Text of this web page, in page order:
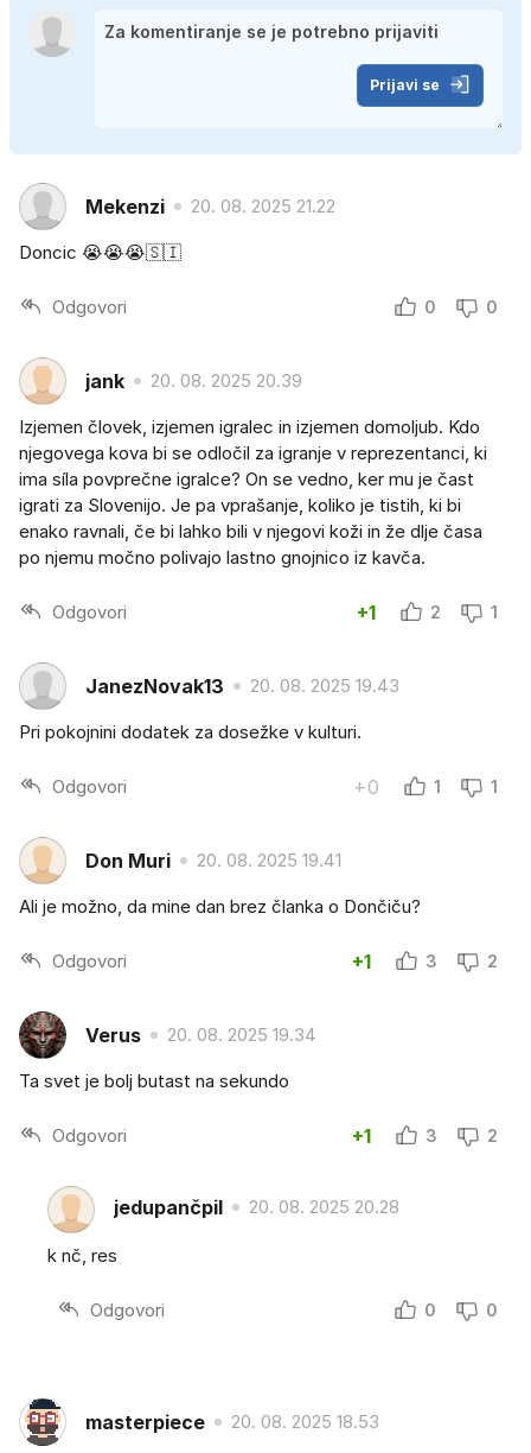
Prijavi se
Mekenzi 20. 08. 2025 21.22
Doncic 😭😭😭🇸🇮
Odgovori 0 0
jank 20. 08. 2025 20.39
Izjemen človek, izjemen igralec in izjemen domoljub. Kdo
njegovega kova bi se odločil za igranje v reprezentanci, ki
ima síla povprečne igralce? On se vedno, ker mu je čast
igrati za Slovenijo. Je pa vprašanje, koliko je tistih, ki bi
enako ravnali, če bi lahko bili v njegovi koži in že dlje časa
po njemu močno polivajo lastno gnojnico iz kavča.
Odgovori +1 2 1
JanezNovak13 20. 08. 2025 19.43
Pri pokojnini dodatek za dosežke v kulturi.
Odgovori +0 1 1
Don Muri 20. 08. 2025 19.41
Ali je možno, da mine dan brez članka o Dončiču?
Odgovori +1 3 2
Verus 20. 08. 2025 19.34
Ta svet je bolj butast na sekundo
Odgovori +1 3 2
jedupančpil 20. 08. 2025 20.28
k nč, res
Odgovori 0 0
masterpiece 20. 08. 2025 18.53